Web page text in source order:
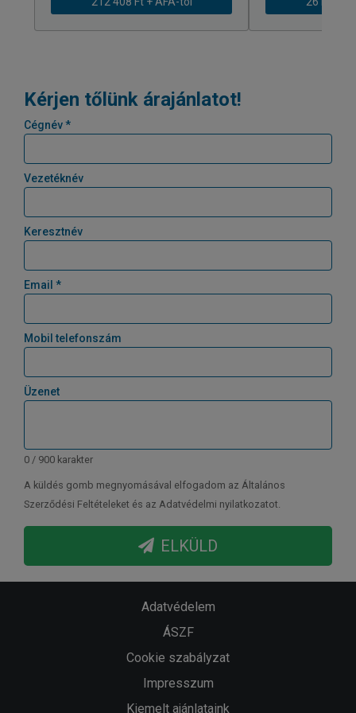
Kérjen tőlünk árajánlatot!
Cégnév *
Vezetéknév
Keresztnév
Email *
Mobil telefonszám
Üzenet
0 / 900 karakter
A küldés gomb megnyomásával elfogadom az Általános
Szerződési Feltételeket és az Adatvédelmi nyilatkozatot.
ELKÜLD
Adatvédelem
ÁSZF
Cookie szabályzat
Impresszum
Kiemelt ajánlataink